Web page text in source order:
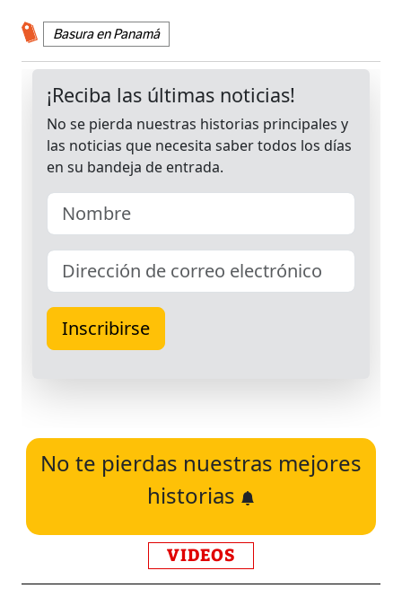
Basura en Panamá
No te pierdas nuestras mejores
historias
VIDEOS